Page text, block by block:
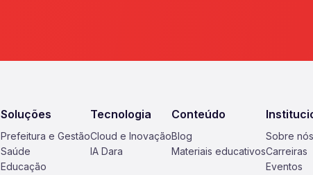
Soluções
Prefeitura e Gestão
Saúde
Educação
Tecnologia
Cloud e Inovação
IA Dara
Conteúdo
Blog
Materiais educativos
Sobre nós
Carreiras
Eventos